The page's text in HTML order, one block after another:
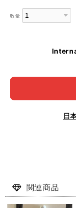
数量
日
関連商品